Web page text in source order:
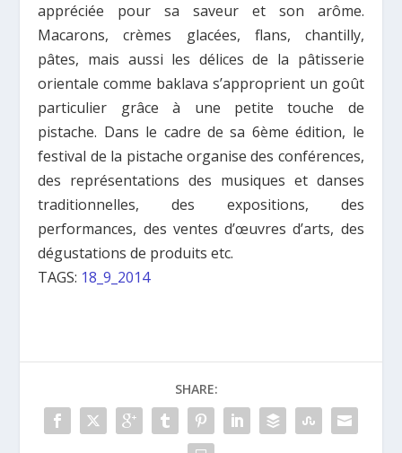
appréciée pour sa saveur et son arôme.
Macarons, crèmes glacées, flans, chantilly,
pâtes, mais aussi les délices de la pâtisserie
orientale comme baklava s’approprient un goût
particulier grâce à une petite touche de
pistache. Dans le cadre de sa 6ème édition, le
festival de la pistache organise des conférences,
des représentations des musiques et danses
traditionnelles, des expositions, des
performances, des ventes d’œuvres d’arts, des
dégustations de produits etc.
TAGS: 18_9_2014
SHARE: